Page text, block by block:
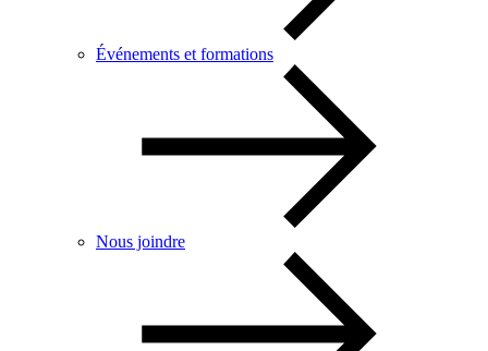
Événements et formations
Nous joindre